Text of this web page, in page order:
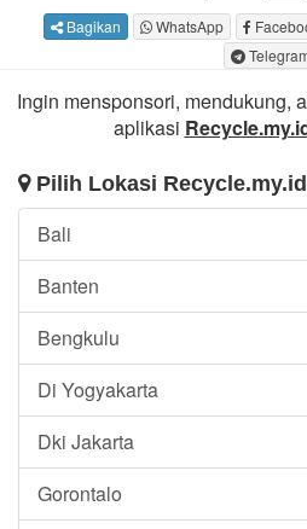
Bagikan WhatsApp
Ingin mensponsori, mendukung,
aplikasi
Pilih Lokasi Recycle.my.id
Bali
Banten
Bengkulu
Di Yogyakarta
Dki Jakarta
Gorontalo